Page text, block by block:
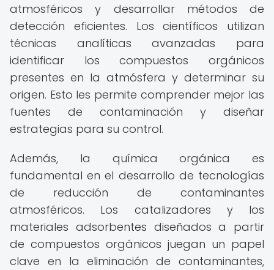
atmosféricos y desarrollar métodos de
detección eficientes. Los científicos utilizan
técnicas analíticas avanzadas para
identificar los compuestos orgánicos
presentes en la atmósfera y determinar su
origen. Esto les permite comprender mejor las
fuentes de contaminación y diseñar
estrategias para su control.
Además, la química orgánica es
fundamental en el desarrollo de tecnologías
de reducción de contaminantes
atmosféricos. Los catalizadores y los
materiales adsorbentes diseñados a partir
de compuestos orgánicos juegan un papel
clave en la eliminación de contaminantes,